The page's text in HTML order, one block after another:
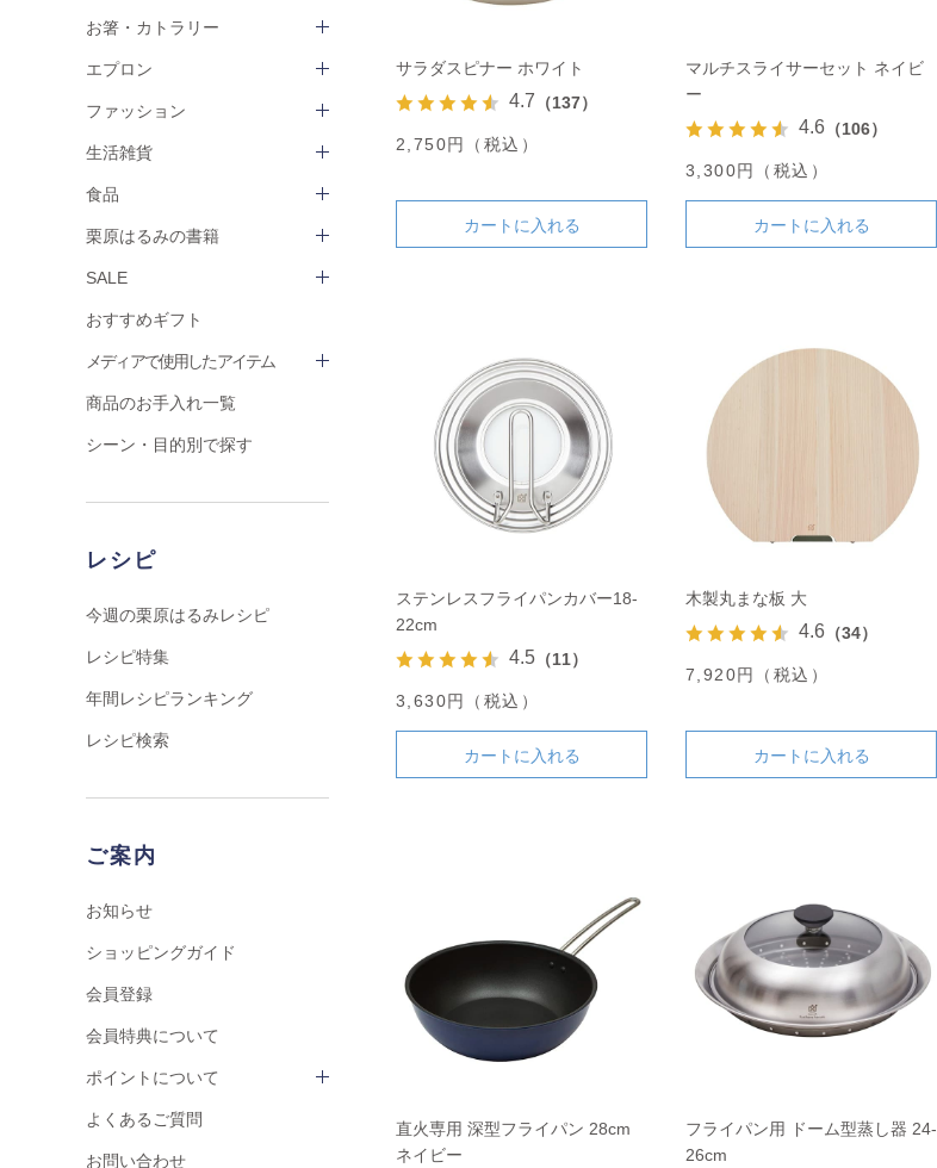
お箸・カトラリー
エプロン
ファッション
生活雑貨
食品
栗原はるみの書籍
SALE
おすすめギフト
メディアで使用したアイテム
商品のお手入れ一覧
シーン・目的別で探す
レシピ
今週の栗原はるみレシピ
レシピ特集
年間レシピランキング
レシピ検索
ご案内
お知らせ
ショッピングガイド
会員登録
会員特典について
ポイントについて
よくあるご質問
お問い合わせ
サラダスピナー ホワイト
4.7 （137）
2,750円（税込）
カートに入れる
マルチスライサーセット ネイビ
ー
4.6 （106）
3,300円（税込）
カートに入れる
ステンレスフライパンカバー18-
22cm
4.5 （11）
3,630円（税込）
カートに入れる
木製丸まな板 大
4.6 （34）
7,920円（税込）
カートに入れる
直火専用 深型フライパン 28cm
ネイビー
フライパン用 ドーム型蒸し器 24-
26cm